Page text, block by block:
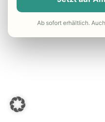
Ab sofort erhältlich.